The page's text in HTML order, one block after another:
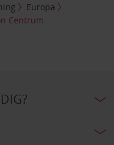
Europa
Centrum